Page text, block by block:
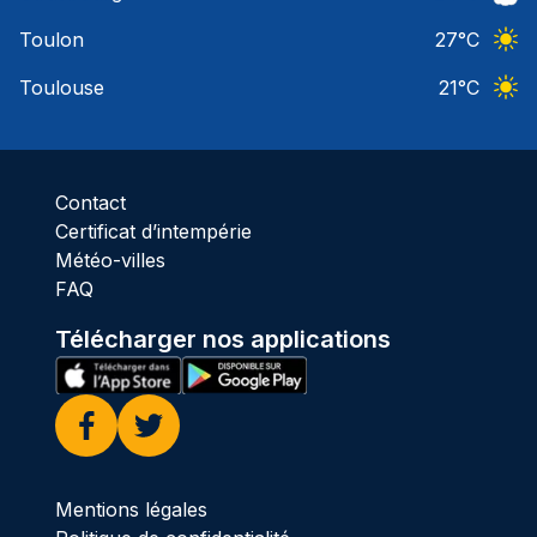
Toulon
27°C
Toulouse
21°C
Contact
Certificat d’intempérie
Météo-villes
FAQ
Télécharger nos applications
Facebook
Twitter
Mentions légales